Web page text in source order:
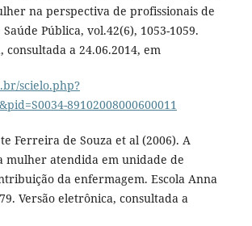
na perspectiva de profissionais de
Pública, vol.42(6), 1053-1059.
consultada a 24.06.2014, em
scielo.php?
89102008000600011
Ferreira de Souza et al (2006). A
mulher atendida em unidade de
da enfermagem. Escola Anna
Versão eletrônica, consultada a